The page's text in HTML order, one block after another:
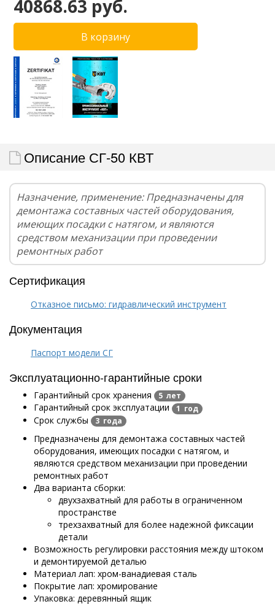
40868.63 руб.
Описание СГ-50 КВТ
Назначение, применение: Предназначены для
демонтажа составных частей оборудования,
имеющих посадки с натягом, и являются
средством механизации при проведении
ремонтных работ
Сертификация
Отказное письмо: гидравлический инструмент
Документация
Паспорт модели СГ
Эксплуатационно-гарантийные сроки
Гарантийный срок хранения 5 лет
Гарантийный срок эксплуатации 1 год
Срок службы 3 года
Предназначены для демонтажа составных частей
оборудования, имеющих посадки с натягом, и
являются средством механизации при проведении
ремонтных работ
Два варианта сборки:
двухзахватный для работы в ограниченном
пространстве
трехзахватный для более надежной фиксации
детали
Возможность регулировки расстояния между штоком
и демонтируемой деталью
Материал лап: хром-ванадиевая сталь
Покрытие лап: хромирование
Упаковка: деревянный ящик